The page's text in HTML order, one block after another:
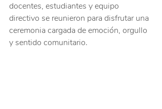
docentes, estudiantes y equipo
directivo se reunieron para disfrutar una
ceremonia cargada de emoción, orgullo
y sentido comunitario.